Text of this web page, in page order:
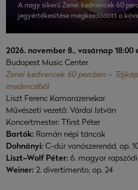
A nagy sikerű Zenei kedvencek 60
jegyértékesítése megkezdődött a
2026. november 8., vasárnap 18:00
Budapest Music Center
Zenei kedvencek 60 percben –
medencéből
Liszt Ferenc Kamarazenekar
Művészeti vezető: Várdai István
Koncertmester: Tfirst Péter
Bartók: Román népi táncok
Dohnányi: C-dúr vonószerenád, op.
Liszt–Wolf Péter: 6. magyar
Weiner: 2. divertimento, op. 24